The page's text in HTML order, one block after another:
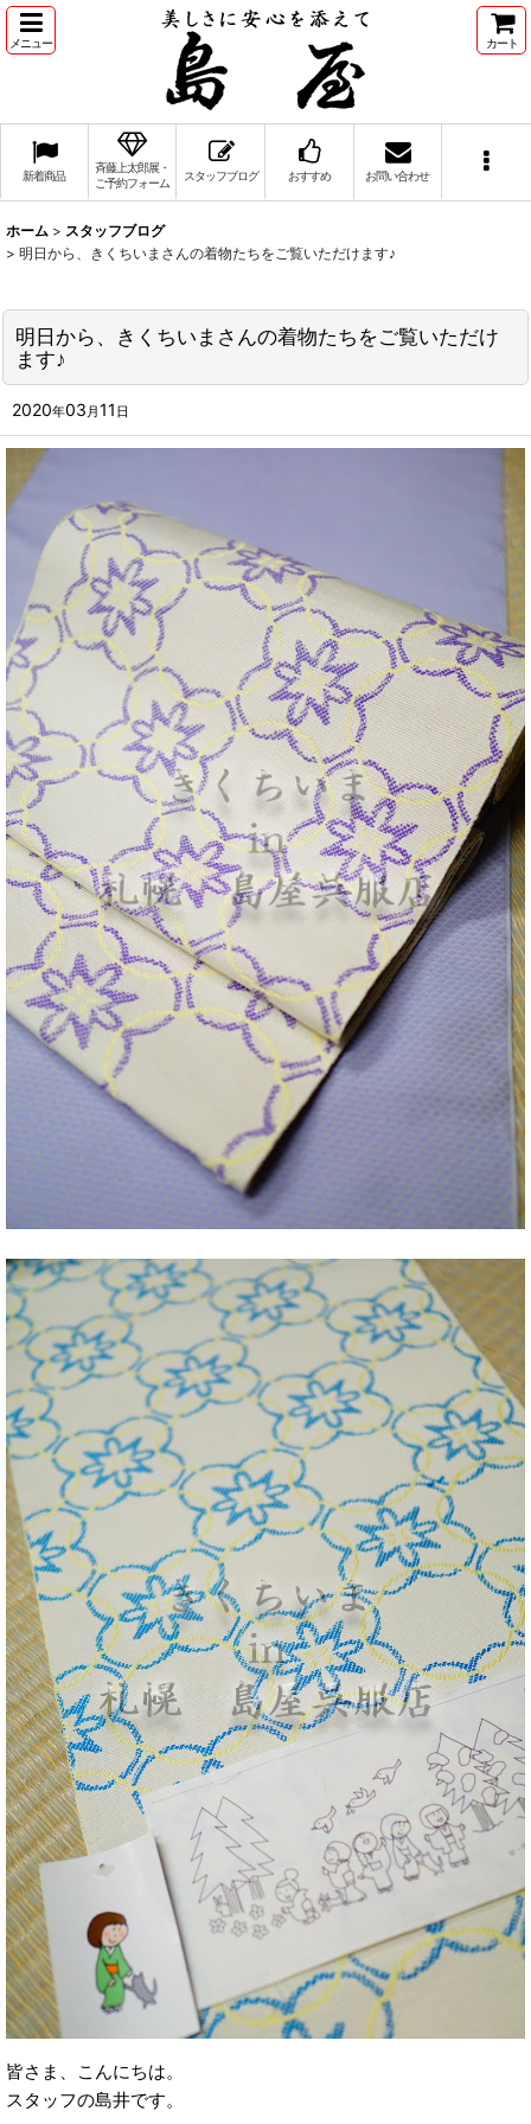
メニュー カート
新着商品
斉藤上太郎展・
ご予約フォーム
スタッフブログ おすすめ お問い合わせ
ホーム > スタッフブログ
> 明日から、きくちいまさんの着物たちをご覧いただけます♪
明日から、きくちいまさんの着物たちをご覧いただけ
ます♪
2020年03 月11 日
皆さま、こんにちは。
スタッフの島井です。